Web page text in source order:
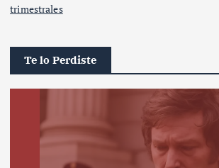
trimestrales
Te lo Perdiste